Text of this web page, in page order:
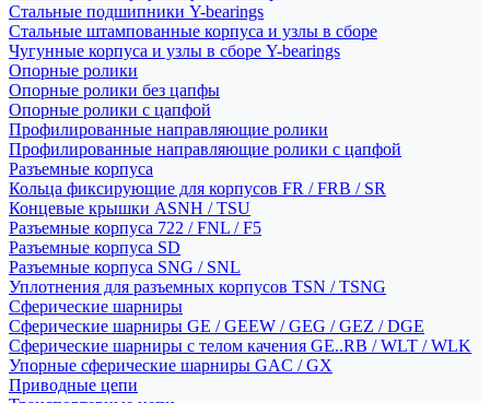
Стальные подшипники Y-bearings
Стальные штампованные корпуса и узлы в сборе
Чугунные корпуса и узлы в сборе Y-bearings
Опорные ролики
Опорные ролики без цапфы
Опорные ролики с цапфой
Профилированные направляющие ролики
Профилированные направляющие ролики с цапфой
Разъемные корпуса
Кольца фиксирующие для корпусов FR / FRB / SR
Концевые крышки ASNH / TSU
Разъемные корпуса 722 / FNL / F5
Разъемные корпуса SD
Разъемные корпуса SNG / SNL
Уплотнения для разъемных корпусов TSN / TSNG
Сферические шарниры
Сферические шарниры GE / GEEW / GEG / GEZ / DGE
Сферические шарниры с телом качения GE..RB / WLT / WLK
Упорные сферические шарниры GAC / GX
Приводные цепи